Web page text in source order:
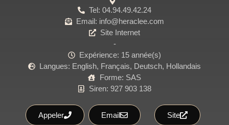
Tel: 04.94.49.42.24
Email: info@heraclee.com
Site Internet
-
Expérience: 15 année(s)
Langues: English, Français, Deutsch, Hollandais
Forme: SAS
Siren: 927 903 138
Appeler Email Site